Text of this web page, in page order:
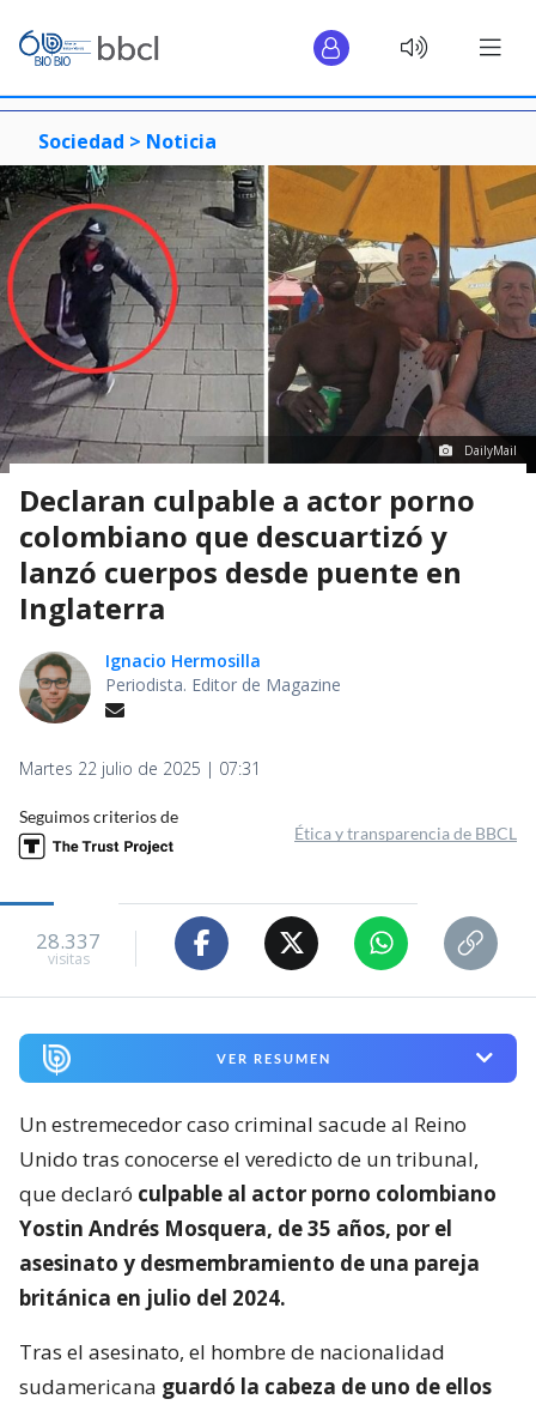
Sociedad > Noticia
DailyMail
Declaran culpable a actor porno
colombiano que descuartizó y
lanzó cuerpos desde puente en
Inglaterra
Ignacio Hermosilla
Periodista. Editor de Magazine
Martes 22 julio de 2025 | 07:31
Seguimos criterios de
Ética y transparencia de BBCL
28.337
visitas
VER RESUMEN
Un estremecedor caso criminal sacude al Reino
Unido tras conocerse el veredicto de un tribunal,
que declaró culpable al actor porno colombiano
Yostin Andrés Mosquera, de 35 años, por el
asesinato y desmembramiento de una pareja
británica en julio del 2024.
Tras el asesinato, el hombre de nacionalidad
sudamericana guardó la cabeza de uno de ellos